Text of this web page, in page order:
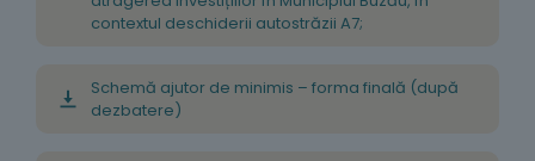
contextul deschiderii autostrăzii A7;
Schemă ajutor de minimis – forma finală (după
dezbatere)